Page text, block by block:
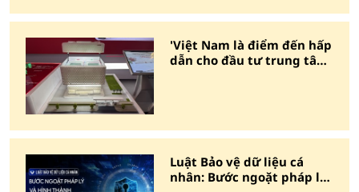
'Việt Nam là điểm đến hấp
dẫn cho đầu tư trung tâm
Luật Bảo vệ dữ liệu cá
nhân: Bước ngoặt pháp lý,